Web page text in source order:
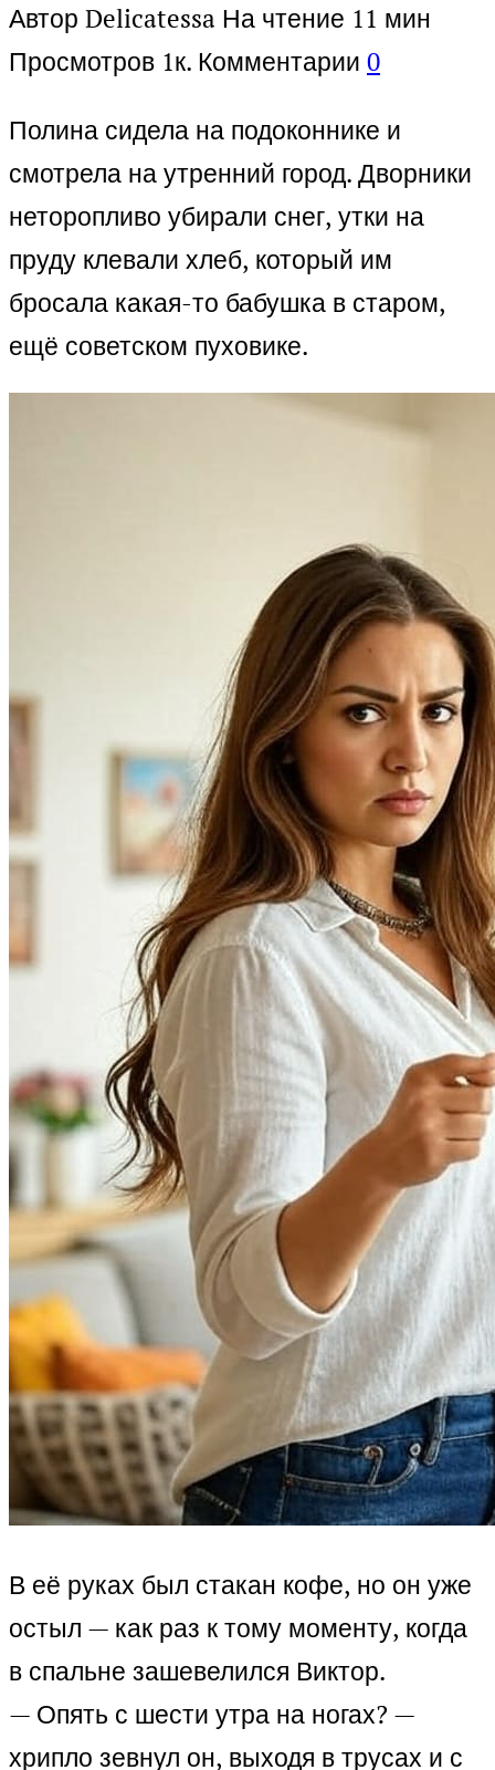
Автор Delicatessa На чтение 11 мин
Просмотров 1к. Комментарии 0
Полина сидела на подоконнике и
смотрела на утренний город. Дворники
неторопливо убирали снег, утки на
пруду клевали хлеб, который им
бросала какая-то бабушка в старом,
ещё советском пуховике.
В её руках был стакан кофе, но он уже
остыл — как раз к тому моменту, когда
в спальне зашевелился Виктор.
— Опять с шести утра на ногах? —
хрипло зевнул он, выходя в трусах и с